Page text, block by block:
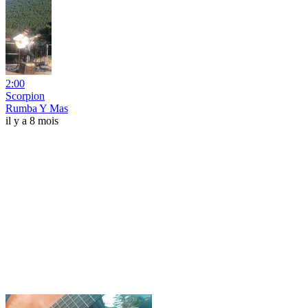
2:00
Scorpion
Rumba Y Mas
il y a 8 mois